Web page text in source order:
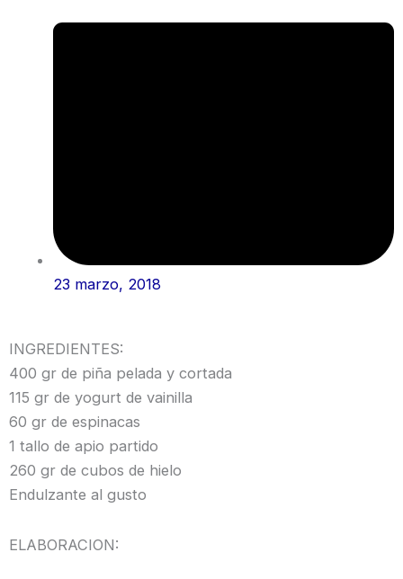
23 marzo, 2018
INGREDIENTES:
400 gr de piña pelada y cortada
115 gr de yogurt de vainilla
60 gr de espinacas
1 tallo de apio partido
260 gr de cubos de hielo
Endulzante al gusto
ELABORACION: